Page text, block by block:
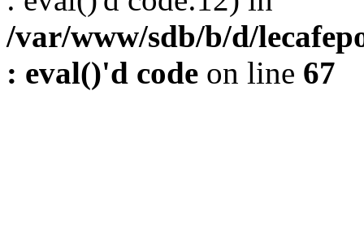
/var/www/sdb/b/d/
: eval()'d code on line 67